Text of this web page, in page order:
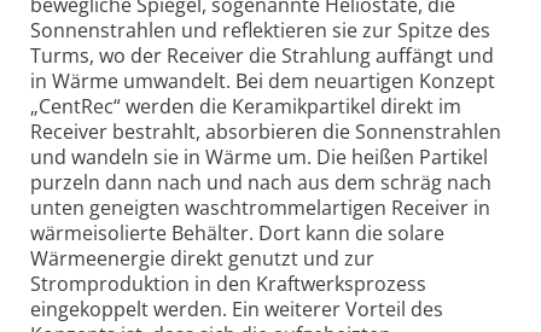
Sonnenstrahlen und reflektieren sie zur Spitze des
Turms, wo der Receiver die Strahlung auffängt und
in Wärme umwandelt. Bei dem neuartigen Konzept
„CentRec“ werden die Keramikpartikel direkt im
Receiver bestrahlt, absorbieren die Sonnenstrahlen
und wandeln sie in Wärme um. Die heißen Partikel
purzeln dann nach und nach aus dem schräg nach
unten geneigten waschtrommelartigen Receiver in
wärmeisolierte Behälter. Dort kann die solare
Wärmeenergie direkt genutzt und zur
Stromproduktion in den Kraftwerksprozess
eingekoppelt werden. Ein weiterer Vorteil des